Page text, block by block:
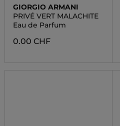
GIORGIO ARMANI
PRIVÉ VERT MALACHITE
Eau de Parfum
0.00 CHF